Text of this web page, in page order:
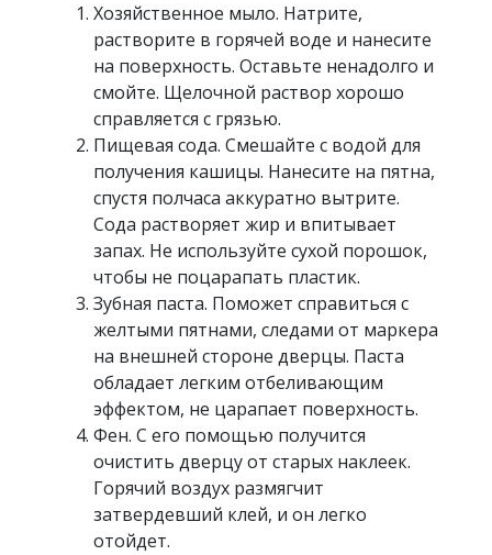
Хозяйственное мыло. Натрите,
растворите в горячей воде и нанесите
на поверхность. Оставьте ненадолго и
смойте. Щелочной раствор хорошо
справляется с грязью.
Пищевая сода. Смешайте с водой для
получения кашицы. Нанесите на пятна,
спустя полчаса аккуратно вытрите.
Сода растворяет жир и впитывает
запах. Не используйте сухой порошок,
чтобы не поцарапать пластик.
Зубная паста. Поможет справиться с
желтыми пятнами, следами от маркера
на внешней стороне дверцы. Паста
обладает легким отбеливающим
эффектом, не царапает поверхность.
Фен. С его помощью получится
очистить дверцу от старых наклеек.
Горячий воздух размягчит
затвердевший клей, и он легко
отойдет.